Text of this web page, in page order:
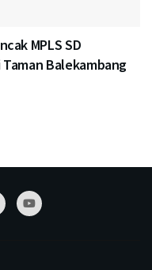
MPLS SD
Balekambang